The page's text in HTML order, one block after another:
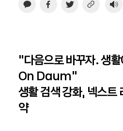
“다음으로 바꾸자. 생
On Daum”
생활 검색 강화, 넥스트
약